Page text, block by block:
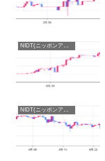
NIDT(ニッポンアイドルトークン)まとめ
NIDT(ニッポンアイドルトークン)まとめ